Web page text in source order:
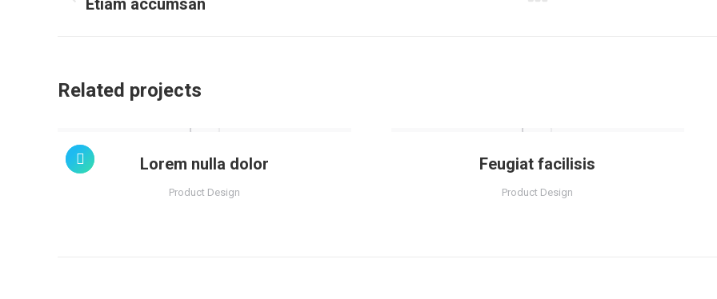
Etiam accumsan
Related projects
Lorem nulla dolor
Product Design
Feugiat facilisis
Product Design